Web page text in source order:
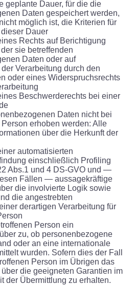
geplante Dauer, für die die
Daten gespeichert werden,
möglich ist, die Kriterien für
Dauer
Rechts auf Berichtigung
sie betreffenden
Daten oder auf
Verarbeitung durch den
oder eines Widerspruchsrechts
Beschwerderechts bei einer
Daten nicht bei
erhoben werden: Alle
über die Herkunft der
automatisierten
einschließlich Profiling
Abs.1 und 4 DS-GVO und —
Fällen — aussagekräftige
die involvierte Logik sowie
die angestrebten
derartigen Verarbeitung für
Person ein
zu, ob personenbezogene
oder an eine internationale
wurden. Sofern dies der Fall
Person im Übrigen das
über die geeigneten Garantien im
der Übermittlung zu erhalten.